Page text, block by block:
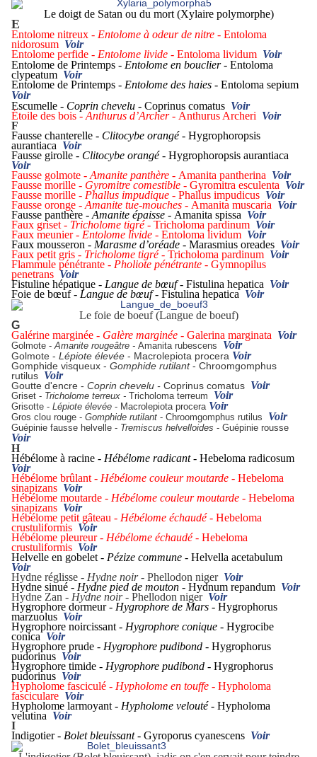
Le doigt de Satan ou du mort (Xylaire polymorphe)
E
Entolome nitreux - Entolome à odeur de nitre - Entoloma
nidorosum Voir
Entolome perfide - Entolome livide - Entoloma lividum Voir
Entolome de Printemps - Entolome en bouclier - Entoloma
clypeatum Voir
Entolome de Printemps - Entolome des haies - Entoloma sepium
Voir
Escumelle - Coprin chevelu - Coprinus comatus Voir
Étoile des bois - Anthurus d’Archer - Anthurus Archeri Voir
F
Fausse chanterelle - Clitocybe orangé - Hygrophoropsis
aurantiaca Voir
Fausse girolle - Clitocybe orangé - Hygrophoropsis aurantiaca
Voir
Fausse golmote - Amanite panthère - Amanita pantherina Voir
Fausse morille - Gyromitre comestible - Gyromitra esculenta Voir
Fausse morille - Phallus impudique - Phallus impudicus Voir
Fausse oronge - Amanite tue-mouches - Amanita muscaria Voir
Fausse panthère - Amanite épaisse - Amanita spissa Voir
Faux griset - Tricholome tigré - Tricholoma pardinum Voir
Faux meunier - Entolome livide - Entoloma lividum Voir
Faux mousseron - Marasme d’oréade - Marasmius oreades Voir
Faux petit gris - Tricholome tigré - Tricholoma pardinum Voir
Flammule pénétrante - Pholiote pénétrante - Gymnopilus
penetransVoir
Fistuline hépatique - Langue de bœuf - Fistulina hepatica Voir
Foie de bœuf - Langue de bœuf - Fistulina hepatica Voir
Le foie de boeuf (Langue de boeuf)
G
Galérine marginée - Galère marginée - Galerina marginata Voir
Golmote -Amanite rougeâtre - Amanita rubescens Voir
Golmote - Lépiote élevée - Macrolepiota procera Voir
Gomphide visqueux - Gomphide rutilant- Chroomgomphus
rutilus Voir
Goutte d'encre - Coprin chevelu - Coprinus comatus Voir
Griset - Tricholome terreux - Tricholoma terreum Voir
Grisotte - Lépiote élevée - Macrolepiota procera Voir
Gros clou rouge - Gomphide rutilant - Chroomgomphus rutilus Voir
Guépinie fausse helvelle - Tremiscus helvelloides - Guépinie rousse
Voir
H
Hébélome à racine - Hébélome radicant - Hebeloma radicosum
Voir
Hébélome brûlant - Hébélome couleur moutarde - Hebeloma
sinapizans Voir
Hébélome moutarde - Hébélome couleur moutarde - Hebeloma
sinapizans Voir
Hébélome petit gâteau - Hébélome échaudé - Hebeloma
crustuliformis Voir
Hébélome pleureur - Hébélome échaudé - Hebeloma
crustuliformis Voir
Helvelle en gobelet - Pézize commune - Helvella acetabulum
Voir
Hydne réglisse - Hydne noir- Phellodon niger Voir
Hydne sinué - Hydne pied de mouton - Hydnum repandum Voir
Hydne Zan - Hydne noir- Phellodon niger Voir
Hygrophore dormeur - Hygrophore de Mars - Hygrophorus
marzuolus Voir
Hygrophore noircissant - Hygrophore conique - Hygrocibe
conica Voir
Hygrophore prude - Hygrophore pudibond - Hygrophorus
pudorinus Voir
Hygrophore timide - Hygrophore pudibond - Hygrophorus
pudorinus Voir
Hypholome fasciculé - Hypholome en touffe - Hypholoma
fasciculare Voir
Hypholome larmoyant - Hypholome velouté - Hypholoma
velutina Voir
I
Indigotier - Bolet bleuissant - Gyroporus cyanescens Voir